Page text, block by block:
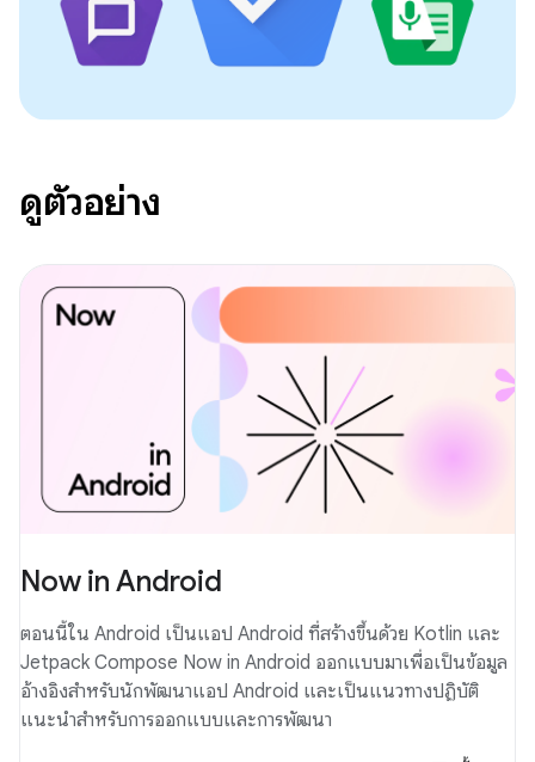
ดูตัวอย่าง
Now in Android
ตอนนี้ใน Android เป็นแอป Android ที่สร้างขึ้นด้วย Kotlin และ
Jetpack Compose Now in Android ออกแบบมาเพื่อเป็นข้อมูล
อ้างอิงสำหรับนักพัฒนาแอป Android และเป็นแนวทางปฏิบัติ
แนะนำสำหรับการออกแบบและการพัฒนา